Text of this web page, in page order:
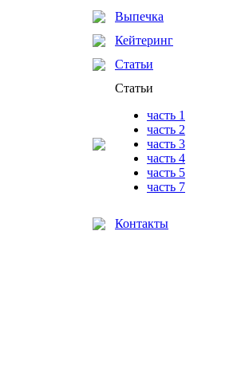
Выпечка
Кейтеринг
Статьи
Статьи
часть 1
часть 2
часть 3
часть 4
часть 5
часть 7
Контакты